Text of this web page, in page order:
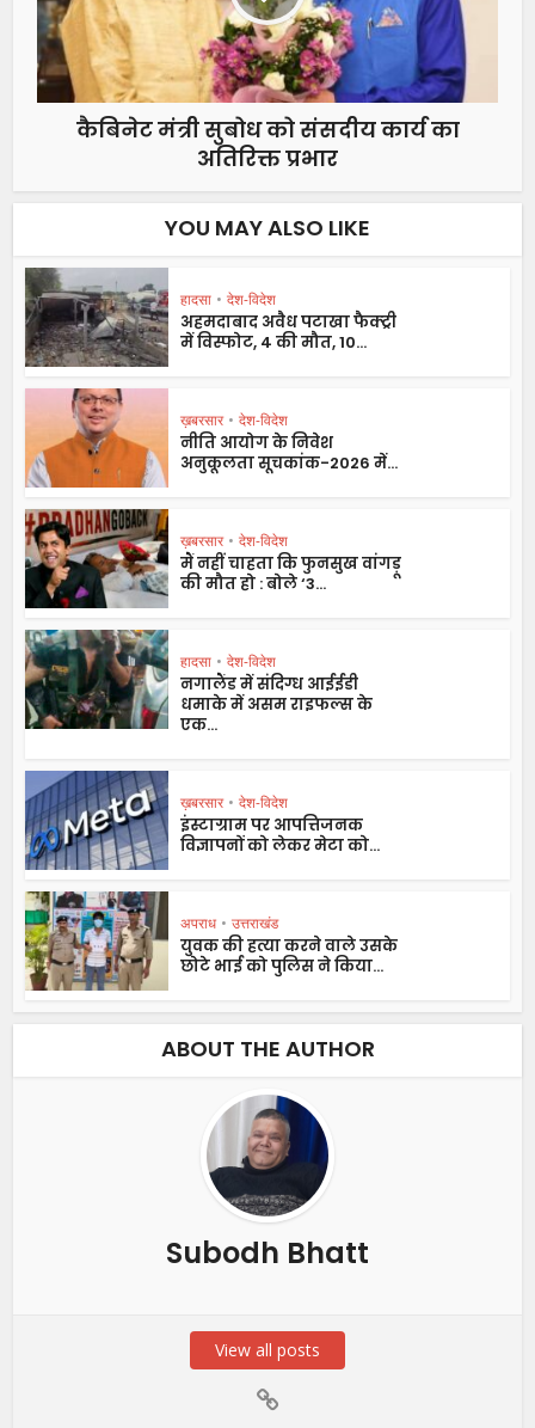
कैबिनेट मंत्री सुबोध को संसदीय कार्य का
अतिरिक्त प्रभार
YOU MAY ALSO LIKE
हादसा • देश-विदेश
अहमदाबाद अवैध पटाखा फैक्ट्री
में विस्फोट, 4 की मौत, 10...
ख़बरसार • देश-विदेश
नीति आयोग के निवेश
अनुकूलता सूचकांक-2026 में...
ख़बरसार • देश-विदेश
मैं नहीं चाहता कि फुनसुख वांगड़ू
की मौत हो : बोले ‘3...
हादसा • देश-विदेश
नगालैंड में संदिग्ध आईईडी
धमाके में असम राइफल्स के
एक...
ख़बरसार • देश-विदेश
इंस्टाग्राम पर आपत्तिजनक
विज्ञापनों को लेकर मेटा को...
अपराध • उत्तराखंड
युवक की हत्या करने वाले उसके
छोटे भाई को पुलिस ने किया...
ABOUT THE AUTHOR
Subodh Bhatt
View all posts